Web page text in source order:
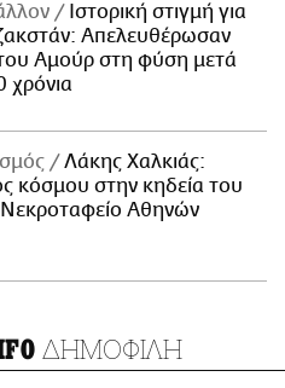
Ιστορική στιγμή για
Απελευθέρωσαν
Αμούρ στη φύση μετά
χρόνια
Λάκης Χαλκιάς:
κόσμου στην κηδεία του
Αθηνών
ΔΗΜΟΦΙΛΗ